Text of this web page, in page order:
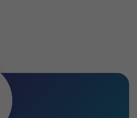
préparation du package de